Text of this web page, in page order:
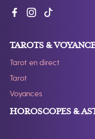
TAROTS &
Tarot en direct
Tarot
Voyances
HOROSCOPES &